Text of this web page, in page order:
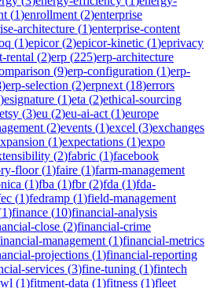
(1)enrollment (2)enterprise
architecture (1)enterprise-content
(1)epicor(2)epicor-kinetic (1)eprivacy
rental (2)erp (225)erp-architecture
(9)erp-configuration (1)erp-
)erp-selection (2)erpnext (18)errors
)esignature (1)eta (2)ethical-sourcing
etsy (3)eu (2)eu-ai-act (1)europe
(2)events (1)excel (3)exchanges
(1)expectations (1)expo
(2)fabric (1)facebook
floor(1)faire (1)farm-management
(1)fba (1)fbr(2)fda (1)fda-
(1)fedramp (1)field-management
1)finance (10)financial-analysis
close (2)financial-crime
management (1)financial-metrics
projections (1)financial-reporting
services (3)fine-tuning (1)fintech
(1)fitment-data (1)fitness (1)fleet